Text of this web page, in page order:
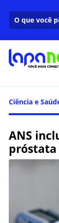
Ciência e
ANS